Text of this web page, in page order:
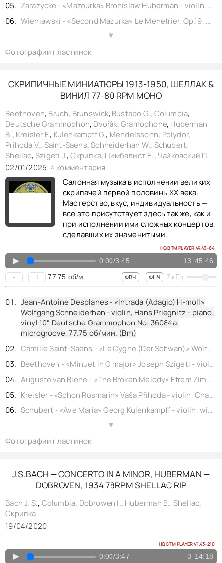
Zarazycke - «Mazourka» Bronislaw Huberman - violin, Paul Frenkel - piano, shellac 12" Brunswick No. B 27669.
Wieniawski - «Second Mazurka» Le Menetrier, Op.19, Bronislaw Huberman - violin, Paul Frenkel - piano, shellac 10" Brunswick No. B 7565.
Francesco Veracini (1685-1750) - «Sonate e-moll» Ritornell, Licco Almar - violin, Gunther Ramin - cembalo, shellac 12" Polydor No. B 69075. Germany
▲
Фотографии пластинок
СКРИПИЧНЫЕ МИНИАТЮРЫ 1913-1950, ШЕЛЛАК &
ВИНИЛ 77-80 RPM МОНО
Beethoven, Bruch, Brunswick, Bustabo G., Columbia,
Deutsche Grammophon, Dvořák,Gramophone, Huberman
B., Kreisler F., Kulenkampff G., Mendelssohn, Polydor,
Prihoda V., Saint-Saens,Schneiderhan W., Schubert,
Shellac,Szigeti J.,Скрипка, Цимбалист Е., Чайковский П.
02/01/2025 4 комментария
Салонная музыка в исполнении великих
скрипачей первой половины ХХ века.
Мастерство, вкус, индивидуальность —
все это присутствует здесь так же, как и
при исполнении ими сложных концертов,
сделавших их знаменитыми.
HQ BTM PLAYER V4.43-64
▲ 0:00/3:45 13 45:46
- + 77.75 об/м. ФВЧ ФНЧ 7 кГц
Jean-Antoine Desplanes - «Intrada (Adagio) H-moll»
Wolfgang Schneiderhan - violin, Hans Priegnitz - piano,
vinyl 10" Deutsche Grammophon No. 36084a.
microgroove,77.75 об/мин. (Bm)
Camille Saint-Saëns - «Le Cygne (Der Schwan)» Wolfgang Schneiderhan - violin, Hans Priegnitz - piano, vinyl 10" Deutsche Grammophon No. 36084b. microgroove,
Beethoven - «Minuet in G major» Joseph Szigeti - violin, with piano, shellac 10" Columbia No. D1527 (A3540). England
Auguste van Biene - «The Broken Melody» Efrem Zimbalist - violin, Sam Chotzinoff - piano, shellac 12" Gramophone No. DB 460.
Kreisler - «Schon Rosmarin» Váša Příhoda - violin, Charles Cerné - piano, shellac 10" Polydor No. B7536. Germany
Schubert - «Ave Maria» Georg Kulenkampff - violin, with piano, shellac 12" Polydor No. B 27706.
Tschaikowsy - «Melodie» op.42-3, Bronislaw Huberman - violin, Paul Frenkel - piano, shellac 10" Brunswick-Balke-Collender No. B 7566. Germany
▲
Фотографии пластинок
J.S.BACH — CONCERTO IN A MINOR, HUBERMAN —
DOBROVEN, 1934 78RPM SHELLAC RIP
Bach J. S., Columbia, Dobrowen I., Huberman B., Shellac,
Скрипка
19/04/2020
HQ BTM PLAYER V1.43-210
▲ 0:00/3:47 3 14:18